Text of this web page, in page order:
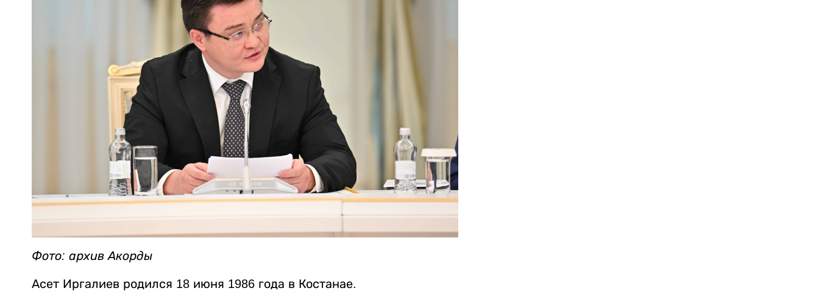
Фото: архив Акорды
Асет Иргалиев родился 18 июня 1986 года в Костанае.